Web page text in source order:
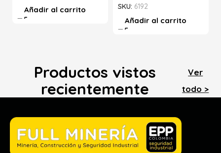
Añadir al carrito SKU: 6192
Añadir al carrito
Productos vistos
recientemente
Ver
todo >